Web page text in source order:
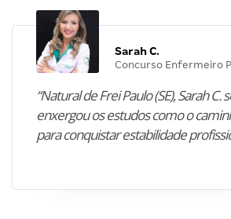
Sarah C.
Concurso Enfermeiro
“Natural de Frei Paulo (SE), Sarah C.
enxergou os estudos como o
para conquistar estabilidade